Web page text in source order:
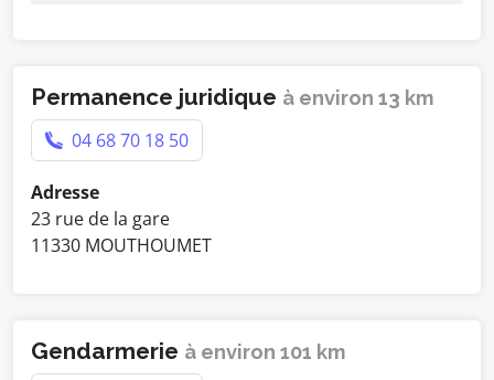
Permanence juridique à environ 13 km
04 68 70 18 50
Adresse
23 rue de la gare
11330 MOUTHOUMET
Gendarmerie à environ 101 km